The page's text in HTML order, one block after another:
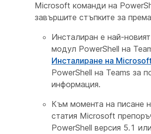
Microsoft команди на
завършите стъпките за
Инсталиран е най-
модул PowerShell на
Инсталиране на
PowerShell на Teams за
информация.
Към момента на писане
статия Microsoft
PowerShell версия 5.1